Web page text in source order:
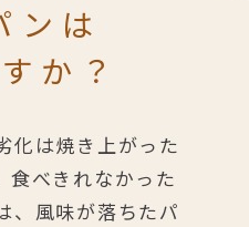
ンは
か？
化は焼き上がった
食べきれなかった
風味が落ちたパ